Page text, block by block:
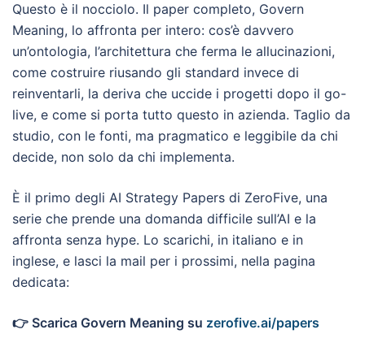
Questo è il nocciolo. Il paper completo, Govern
Meaning, lo affronta per intero: cos’è davvero
un’ontologia, l’architettura che ferma le allucinazioni,
come costruire riusando gli standard invece di
reinventarli, la deriva che uccide i progetti dopo il go-
live, e come si porta tutto questo in azienda. Taglio da
studio, con le fonti, ma pragmatico e leggibile da chi
decide, non solo da chi implementa.
È il primo degli AI Strategy Papers di ZeroFive, una
serie che prende una domanda difficile sull’AI e la
affronta senza hype. Lo scarichi, in italiano e in
inglese, e lasci la mail per i prossimi, nella pagina
dedicata:
👉 Scarica Govern Meaning su zerofive.ai/papers